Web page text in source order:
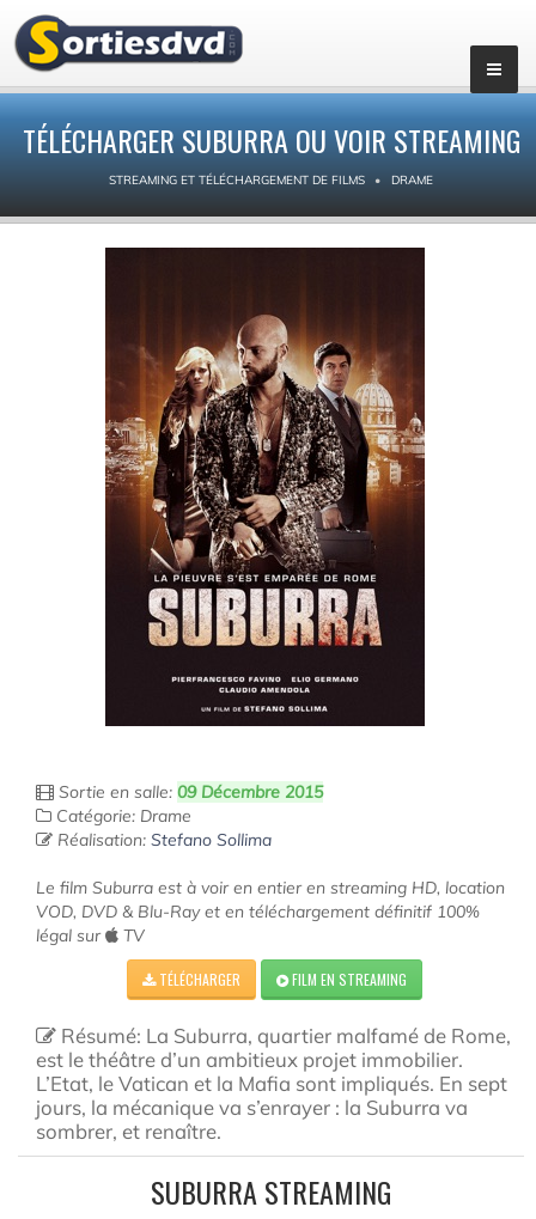
TÉLÉCHARGER SUBURRA OU VOIR STREAMING
STREAMING ET TÉLÉCHARGEMENT DE FILMS DRAME
Sortie en salle: 09 Décembre 2015
Catégorie: Drame
Réalisation: Stefano Sollima
Le film Suburra est à voir en entier en streaming HD, location
VOD, DVD & Blu-Ray et en téléchargement définitif 100%
légal sur
TV
TÉLÉCHARGER FILM EN STREAMING
Résumé: La Suburra, quartier malfamé de Rome,
est le théâtre d’un ambitieux projet immobilier.
L’Etat, le Vatican et la Mafia sont impliqués. En sept
jours, la mécanique va s’enrayer : la Suburra va
sombrer, et renaître.
SUBURRA STREAMING